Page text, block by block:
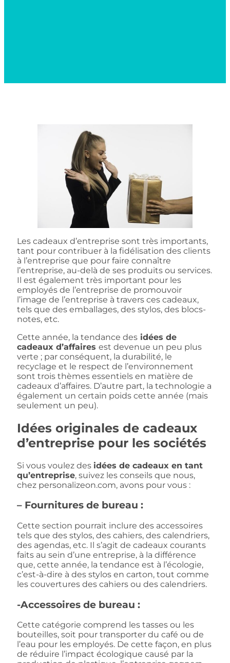
Les cadeaux d’entreprise sont très importants,
tant pour contribuer à la fidélisation des clients
à l’entreprise que pour faire connaître
l’entreprise, au-delà de ses produits ou services.
Il est également très important pour les
employés de l’entreprise de promouvoir
l’image de l’entreprise à travers ces cadeaux,
tels que des emballages, des stylos, des blocs-
notes, etc.
Cette année, la tendance des idées de
cadeaux d’affaires est devenue un peu plus
verte ; par conséquent, la durabilité, le
recyclage et le respect de l’environnement
sont trois thèmes essentiels en matière de
cadeaux d’affaires. D’autre part, la technologie a
également un certain poids cette année (mais
seulement un peu).
Idées originales de cadeaux
d’entreprise pour les sociétés
Si vous voulez des idées de cadeaux en tant
qu’entreprise, suivez les conseils que nous,
chez personalizeon.com, avons pour vous :
– Fournitures de bureau :
Cette section pourrait inclure des accessoires
tels que des stylos, des cahiers, des calendriers,
des agendas, etc. Il s’agit de cadeaux courants
faits au sein d’une entreprise, à la différence
que, cette année, la tendance est à l’écologie,
c’est-à-dire à des stylos en carton, tout comme
les couvertures des cahiers ou des calendriers.
-Accessoires de bureau :
Cette catégorie comprend les tasses ou les
bouteilles, soit pour transporter du café ou de
l’eau pour les employés. De cette façon, en plus
de réduire l’impact écologique causé par la